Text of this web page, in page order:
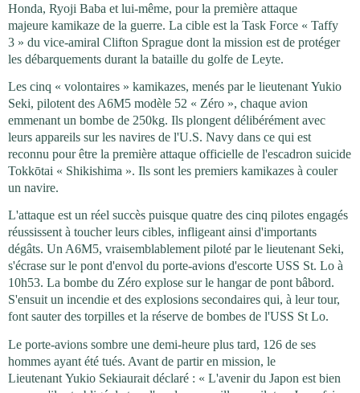
Honda, Ryoji Baba et lui-même, pour la première attaque
majeure kamikaze de la guerre. La cible est la Task Force « Taffy
3 » du vice-amiral Clifton Sprague dont la mission est de protéger
les débarquements durant la bataille du golfe de Leyte.
Les cinq « volontaires » kamikazes, menés par le lieutenant Yukio
Seki, pilotent des A6M5 modèle 52 « Zéro », chaque avion
emmenant un bombe de 250kg. Ils plongent délibérément avec
leurs appareils sur les navires de l'U.S. Navy dans ce qui est
reconnu pour être la première attaque officielle de l'escadron suicide
Tokkōtai « Shikishima ». Ils sont les premiers kamikazes à couler
un navire.
L'attaque est un réel succès puisque quatre des cinq pilotes engagés
réussissent à toucher leurs cibles, infligeant ainsi d'importants
dégâts. Un A6M5, vraisemblablement piloté par le lieutenant Seki,
s'écrase sur le pont d'envol du porte-avions d'escorte USS St. Lo à
10h53. La bombe du Zéro explose sur le hangar de pont bâbord.
S'ensuit un incendie et des explosions secondaires qui, à leur tour,
font sauter des torpilles et la réserve de bombes de l'USS St Lo.
Le porte-avions sombre une demi-heure plus tard, 126 de ses
hommes ayant été tués. Avant de partir en mission, le
Lieutenant Yukio Sekiaurait déclaré : « L'avenir du Japon est bien